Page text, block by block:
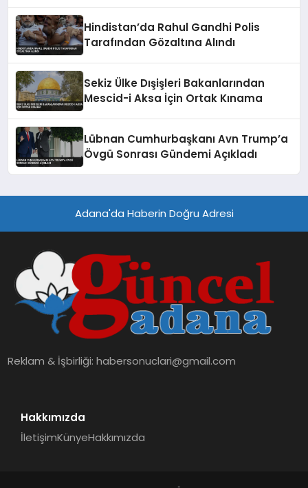
Hindistan’da Rahul Gandhi Polis
Tarafından Gözaltına Alındı
Sekiz Ülke Dışişleri Bakanlarından
Mescid-i Aksa İçin Ortak Kınama
Lübnan Cumhurbaşkanı Avn Trump’a
Övgü Sonrası Gündemi Açıkladı
Adana'da Haberin Doğru Adresi
Reklam & İşbirliği:habersonuclari@gmail.com
Hakkımızda
İletişimKünyeHakkımızda